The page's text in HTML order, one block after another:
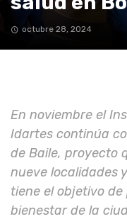
octubre 28, 2024
En noviembre el
Idartes continúa
de Baile, proyecto
nueve localidades
tiene el objetivo
bienestar de la